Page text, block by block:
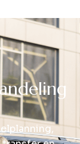
ndeling